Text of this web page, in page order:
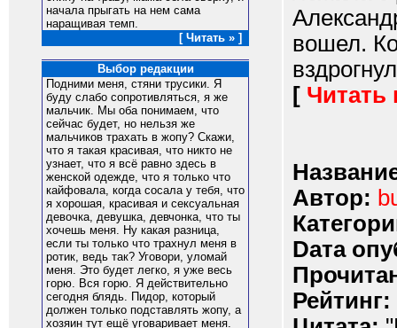
начала прыгать на нем сама
наращивая темп.
[ Читать » ]
Выбор редакции
Подними меня, стяни трусики. Я
буду слабо сопротивляться, я же
мальчик. Мы оба понимаем, что
сейчас будет, но нельзя же
мальчиков трахать в жопу? Скажи,
что я такая красивая, что никто не
узнает, что я всё равно здесь в
женской одежде, что я только что
кайфовала, когда сосала у тебя, что
я хорошая, красивая и сексуальная
девочка, девушка, девчонка, что ты
хочешь меня. Ну какая разница,
если ты только что трахнул меня в
ротик, ведь так? Уговори, уломай
меня. Это будет легко, я уже весь
горю. Вся горю. Я действительно
сегодня блядь. Пидор, который
должен только подставлять жопу, а
хозяин тут ещё уговаривает меня.
вошел.
[ Читать
Автор:
Dата
Рейтинг: